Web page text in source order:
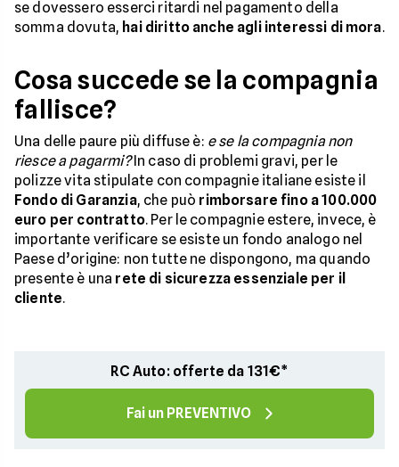
se dovessero esserci ritardi nel pagamento della
somma dovuta, hai diritto anche agli interessi di mora.
Cosa succede se la compagnia
fallisce?
Una delle paure più diffuse è: e se la compagnia non
riesce a pagarmi?In caso di problemi gravi, per le
polizze vita stipulate con compagnie italiane esiste il
Fondo di Garanzia, che può rimborsare fino a 100.000
euro per contratto. Per le compagnie estere, invece, è
importante verificare se esiste un fondo analogo nel
Paese d’origine: non tutte ne dispongono, ma quando
presente è una rete di sicurezza essenziale per il
cliente.
RC Auto: offerte da 131€*
Fai un PREVENTIVO